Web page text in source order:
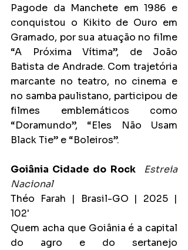
Pagode da Manchete em 1986 e
conquistou o Kikito de Ouro em
Gramado, por sua atuação no filme
“A Próxima Vítima”, de João
Batista de Andrade. Com trajetória
marcante no teatro, no cinema e
no samba paulistano, participou de
filmes emblemáticos como
“Doramundo”, “Eles Não Usam
Black Tie” e “Boleiros”.
Goiânia Cidade do Rock
Estreia
Nacional
Théo Farah | Brasil-GO | 2025 |
102'
Quem acha que Goiânia é a capital
do agro e do sertanejo